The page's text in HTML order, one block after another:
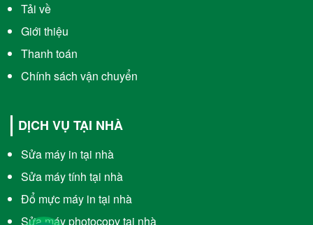
Tải về
Giới thiệu
Thanh toán
Chính sách vận chuyển
DỊCH VỤ TẠI NHÀ
Sửa máy in tại nhà
Sửa máy tính tại nhà
Đổ mực máy in tại nhà
Sửa máy photocopy tại nhà